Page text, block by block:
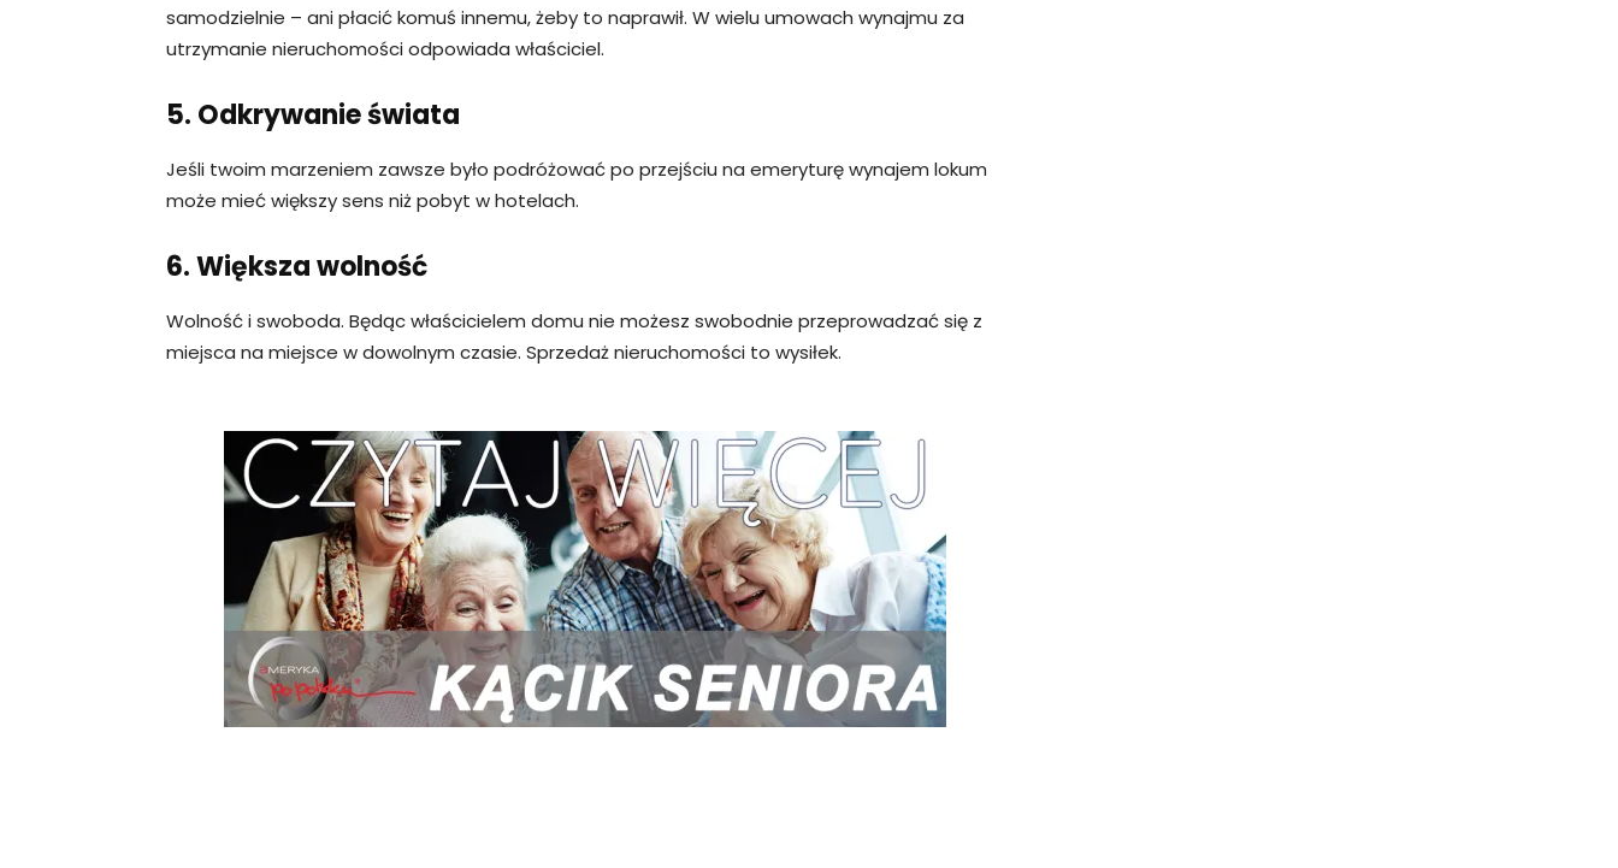
samodzielnie – ani płacić komuś innemu, żeby to naprawił. W wielu umowach wynajmu za
utrzymanie nieruchomości odpowiada właściciel.
5. Odkrywanie świata
Jeśli twoim marzeniem zawsze było podróżować po przejściu na emeryturę wynajem lokum
może mieć większy sens niż pobyt w hotelach.
6. Większa wolność
Wolność i swoboda. Będąc właścicielem domu nie możesz swobodnie przeprowadzać się z
miejsca na miejsce w dowolnym czasie. Sprzedaż nieruchomości to wysiłek.